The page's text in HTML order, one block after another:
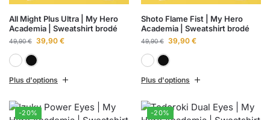
All Might Plus Ultra | My Hero
Academia | Sweatshirt brodé
49,90€ 39,90 €
Plus d'options
Shoto Flame Fist | My Hero
Academia | Sweatshirt brodé
49,90€ 39,90 €
Plus d'options
-20% -20%